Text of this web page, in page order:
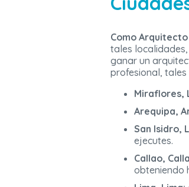
Como
tales
ganar un
profesional, tales
Miraflores,
Arequipa,
San Isidro,
ejecutes.
Callao,
obteniendo